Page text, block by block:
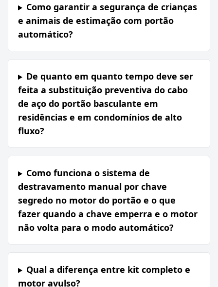
Como garantir a segurança de crianças
e animais de estimação com portão
automático?
De quanto em quanto tempo deve ser
feita a substituição preventiva do cabo
de aço do portão basculante em
residências e em condomínios de alto
fluxo?
Como funciona o sistema de
destravamento manual por chave
segredo no motor do portão e o que
fazer quando a chave emperra e o motor
não volta para o modo automático?
Qual a diferença entre kit completo e
motor avulso?